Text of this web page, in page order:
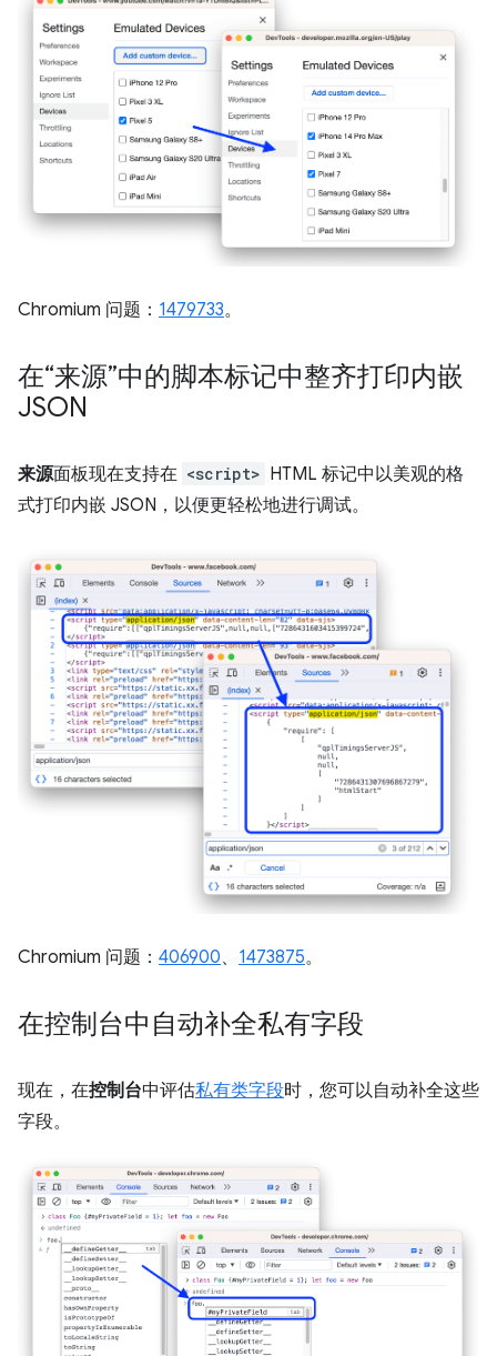
Chromium 问题： 1479733。
在“来源”中的脚本标记中整齐打印内嵌
JSON
来源面板现在支持在 <script> HTML 标记中以美观的格
式打印内嵌 JSON，以便更轻松地进行调试。
Chromium 问题： 406900、 1473875。
在控制台中自动补全私有字段
现在，在控制台中评估私有类字段时，您可以自动补全这些
字段。